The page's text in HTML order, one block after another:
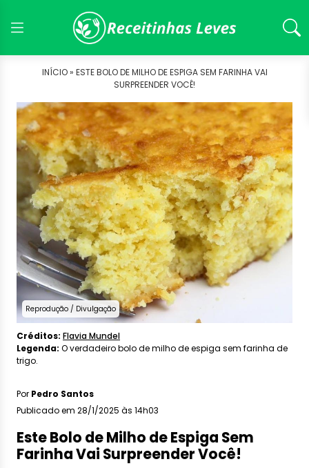
INÍCIO » ESTE BOLO DE MILHO DE ESPIGA SEM FARINHA VAI
SURPREENDER VOCÊ!
Reprodução / Divulgação
Créditos: Flavia Mundel
Legenda: O verdadeiro bolo de milho de espiga sem farinha de
trigo.
Por Pedro Santos
Publicado em 28/1/2025 às 14h03
Este Bolo de Milho de Espiga Sem
Farinha Vai Surpreender Você!